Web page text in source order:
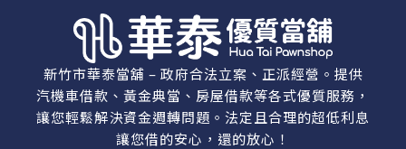
新竹市華泰當舖 – 政府合法立案、正派經營。提供
汽機車借款、黃金典當、房屋借款等各式優質服務，
讓您輕鬆解決資金週轉問題。法定且合理的超低利息
讓您借的安心，還的放心！